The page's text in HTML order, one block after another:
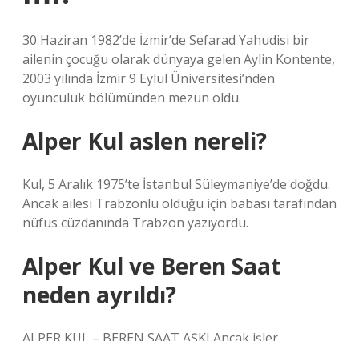
30 Haziran 1982’de İzmir’de Sefarad Yahudisi bir
ailenin çocuğu olarak dünyaya gelen Aylin Kontente,
2003 yılında İzmir 9 Eylül Üniversitesi’nden
oyunculuk bölümünden mezun oldu.
Alper Kul aslen nereli?
Kul, 5 Aralık 1975’te İstanbul Süleymaniye’de doğdu.
Ancak ailesi Trabzonlu olduğu için babası tarafından
nüfus cüzdanında Trabzon yazıyordu.
Alper Kul ve Beren Saat
neden ayrıldı?